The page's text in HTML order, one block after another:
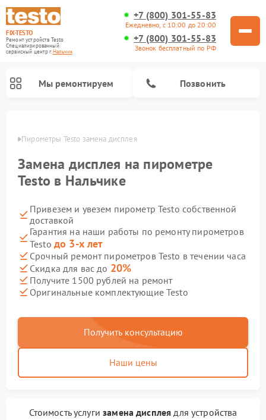
FIX-TESTO
Ремонт устройств Testo
Специализированный
cервисный центр г.Нальчик
+7 (800) 301-55-83
Ежедневно, с 10:00 до 20:00
+7 (800) 301-55-83
Звонок бесплатный по РФ
Мы ремонтируем Позвонить
Пирометры Testo замена дисплея
Замена дисплея на пирометре
Testo в Нальчике
Привезем и увезем пирометр Testo собственной
доставкой
Гарантия на наши работы по ремонту пирометров
Testo до 3-х лет
Срочный ремонт пирометров Testo в течении часа
Скидка для вас до 20%
Получите 1500 рублей на ремонт
Оригинальные комплектующие Testo
Получить консультацию
Наши цены
Стоимость услугизамена дисплея для устройства